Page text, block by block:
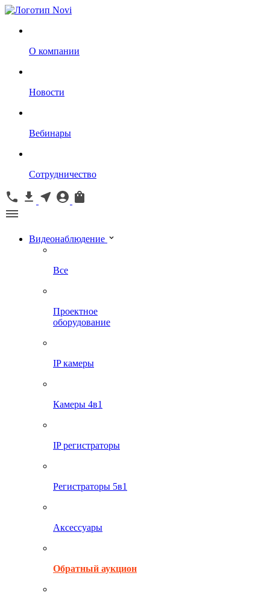
О компании
Новости
Вебинары
Сотрудничество
Видеонаблюдение
Все
Проектное
оборудование
IP камеры
Камеры 4в1
IP регистраторы
Регистраторы 5в1
Аксессуары
Обратный аукцион